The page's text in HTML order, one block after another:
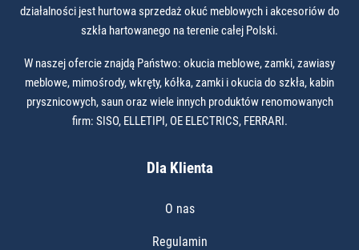
działalności jest hurtowa sprzedaż okuć meblowych i akcesoriów do
szkła hartowanego na terenie całej Polski.
W naszej ofercie znajdą Państwo: okucia meblowe, zamki, zawiasy
meblowe, mimośrody, wkręty, kółka, zamki i okucia do szkła, kabin
prysznicowych, saun oraz wiele innych produktów renomowanych
firm: SISO, ELLETIPI, OE ELECTRICS, FERRARI.
Dla Klienta
O nas
Regulamin